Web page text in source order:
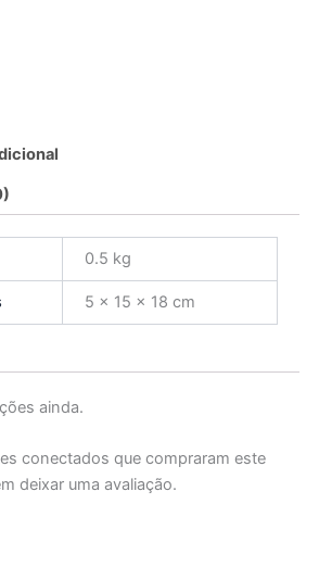
0.5 kg
5 × 15 × 18 cm
ainda.
conectados que compraram este
deixar uma avaliação.